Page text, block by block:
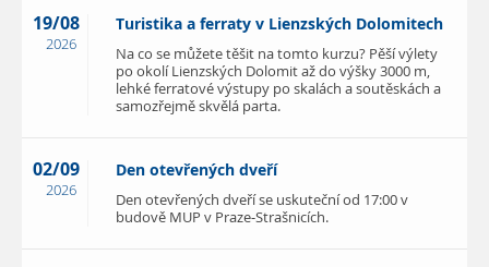
19/08
2026
Turistika a ferraty v Lienzských Dolomitech
Na co se můžete těšit na tomto kurzu? Pěší výlety
po okolí Lienzských Dolomit až do výšky 3000 m,
lehké ferratové výstupy po skalách a soutěskách a
samozřejmě skvělá parta.
02/09
2026
Den otevřených dveří
Den otevřených dveří se uskuteční od 17:00 v
budově MUP v Praze-Strašnicích.